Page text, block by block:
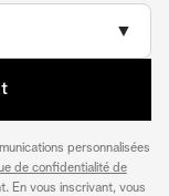
▼
personnalisées
de confidentialité de
En vous inscrivant, vous